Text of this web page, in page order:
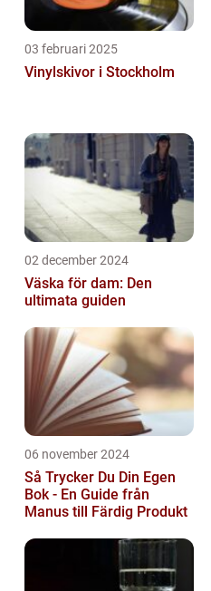
03 februari 2025
Vinylskivor i Stockholm
02 december 2024
Väska för dam: Den
ultimata guiden
06 november 2024
Så Trycker Du Din Egen
Bok - En Guide från
Manus till Färdig Produkt